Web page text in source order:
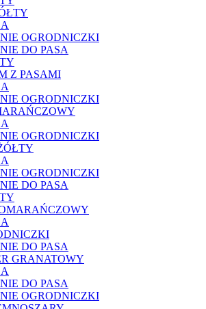
OGRODNICZKI
DO PASA
Z PASAMI
OGRODNICZKI
OGRODNICZKI
OGRODNICZKI
DO PASA
DO PASA
GRANATOWY
DO PASA
OGRODNICZKI